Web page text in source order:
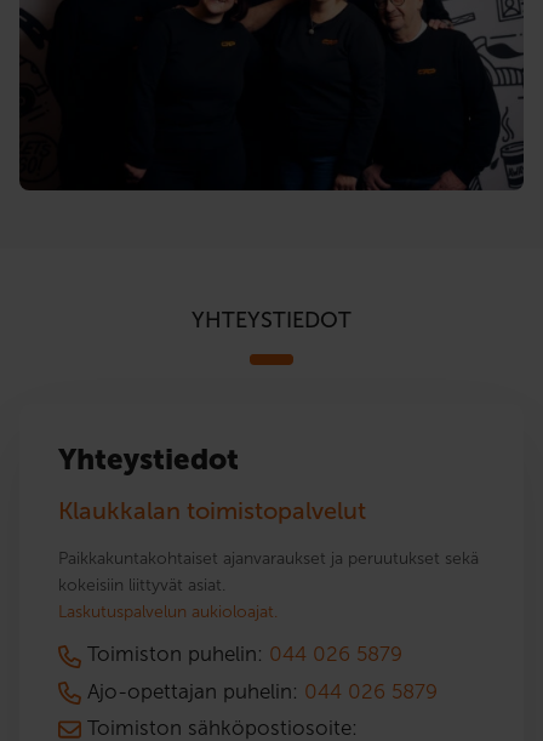
YHTEYSTIEDOT
Yhteystiedot
Klaukkalan toimistopalvelut
Paikkakuntakohtaiset ajanvaraukset ja peruutukset sekä
kokeisiin liittyvät asiat.
Laskutuspalvelun aukioloajat.
Toimiston puhelin: 044 026 5879
Ajo-opettajan puhelin: 044 026 5879
Toimiston sähköpostiosoite: